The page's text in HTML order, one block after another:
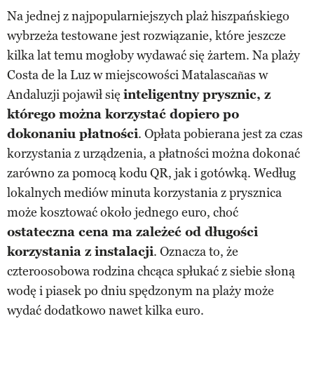
Na jednej z najpopularniejszych plaż hiszpańskiego
wybrzeża testowane jest rozwiązanie, które jeszcze
kilka lat temu mogłoby wydawać się żartem. Na plaży
Costa de la Luz w miejscowości Matalascañas w
Andaluzji pojawił się inteligentny prysznic, z
którego można korzystać dopiero po
dokonaniu płatności. Opłata pobierana jest za czas
korzystania z urządzenia, a płatności można dokonać
zarówno za pomocą kodu QR, jak i gotówką. Według
lokalnych mediów minuta korzystania z prysznica
może kosztować około jednego euro, choć
ostateczna cena ma zależeć od długości
korzystania z instalacji. Oznacza to, że
czteroosobowa rodzina chcąca spłukać z siebie słoną
wodę i piasek po dniu spędzonym na plaży może
wydać dodatkowo nawet kilka euro.